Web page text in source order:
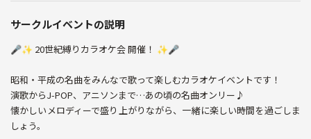
サークルイベントの説明
🎤✨ 20世紀縛りカラオケ会 開催！ ✨🎤
昭和・平成の名曲をみんなで歌って楽しむカラオケイベントです！
演歌からJ-POP、アニソンまで…あの頃の名曲オンリー♪
懐かしいメロディーで盛り上がりながら、一緒に楽しい時間を過ごしま
しょう。